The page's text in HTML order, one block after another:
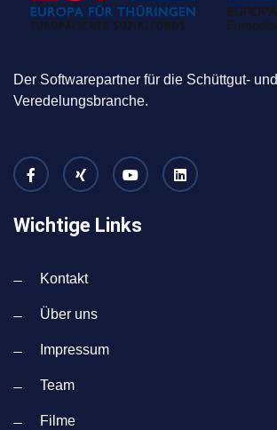
Der Softwarepartner für die Schüttgut- und
Veredelungsbranche.
Wichtige Links
Kontakt
Über uns
Impressum
Team
Filme